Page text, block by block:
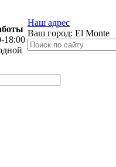
18:00
Наш адрес
Ваш город: El Monte